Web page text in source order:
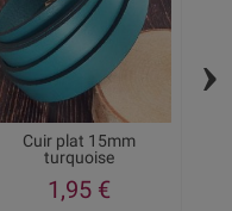
Cuir plat 15mm
turquoise
1,95 €
›